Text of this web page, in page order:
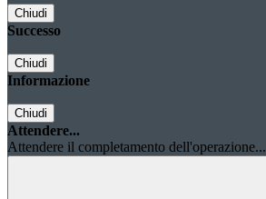
Chiudi
Successo
Chiudi
Informazione
Chiudi
Attendere...
Attendere il completamento dell'operazione...